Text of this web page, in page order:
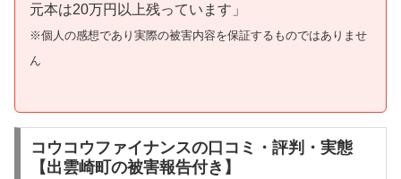
元本は20万円以上残っています」
※個人の感想であり実際の被害内容を保証するものではありませ
ん
コウコウファイナンスの口コミ・評判・実態
【出雲崎町の被害報告付き】